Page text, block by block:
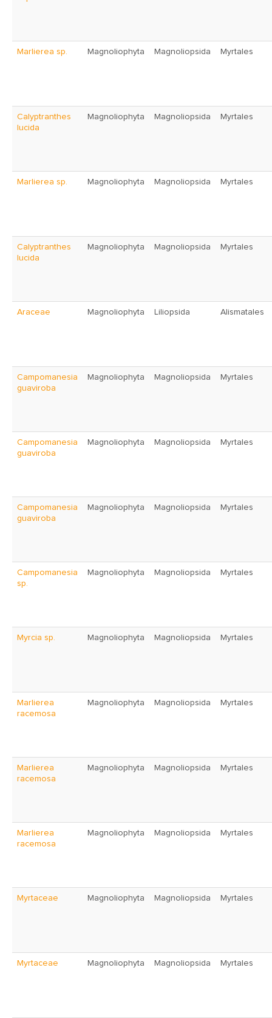
Marlierea sp. Magnoliophyta Magnoliopsida Myrtales
Calyptranthes
lucida
Magnoliophyta Magnoliopsida Myrtales
Marlierea sp. Magnoliophyta Magnoliopsida Myrtales
Calyptranthes
lucida
Magnoliophyta Magnoliopsida Myrtales
Araceae Magnoliophyta Liliopsida Alismatales
Campomanesia
guaviroba
Magnoliophyta Magnoliopsida Myrtales
Campomanesia
guaviroba
Magnoliophyta Magnoliopsida Myrtales
Campomanesia
guaviroba
Magnoliophyta Magnoliopsida Myrtales
Campomanesia
sp.
Magnoliophyta Magnoliopsida Myrtales
Myrcia sp. Magnoliophyta Magnoliopsida Myrtales
Marlierea
racemosa
Magnoliophyta Magnoliopsida Myrtales
Marlierea
racemosa
Magnoliophyta Magnoliopsida Myrtales
Marlierea
racemosa
Magnoliophyta Magnoliopsida Myrtales
Myrtaceae Magnoliophyta Magnoliopsida Myrtales
Myrtaceae Magnoliophyta Magnoliopsida Myrtales